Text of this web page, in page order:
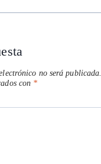
no será publicada.
con *